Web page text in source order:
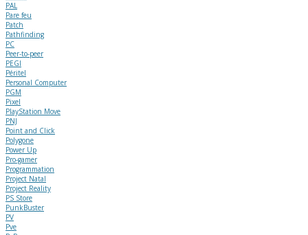
PAL
Pare feu
Patch
Pathfinding
PC
Peer-to-peer
PEGI
Péritel
Personal Computer
PGM
Pixel
PlayStation Move
PNJ
Point and Click
Polygone
Power Up
Pro-gamer
Programmation
Project Natal
Project Reality
PS Store
PunkBuster
PV
Pve